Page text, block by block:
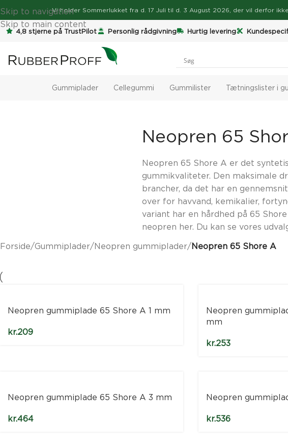
Skip to navigation
Skip to main content
Vi holderSommerlukket fra d. 17 Juli til d. 3 August 2026, der vil derfor
4,8 stjerne på TrustPilot Personlig rådgivning Hurtig levering
Gummiplader Cellegummi Gummilister Tætningslister i
Neopren 65
Neopren 65 Shore A er det
gummikvaliteter. Den maksimale
brancher, da det har en
over for havvand, kemikalier,
variant har en hårdhed på 65
neopren her. Du kan se vores
Forside/Gummiplader/Neopren gummiplader/Neopren 65 Shore A
Neopren gummiplade 65 Shore A 1 mm
kr.209
Neopren
mm
kr.253
Neopren gummiplade 65 Shore A 3 mm
kr.464
Neopren
kr.536